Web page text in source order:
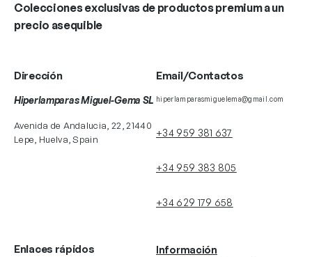
Colecciones exclusivas de productos premium a un
precio asequible
Dirección
Hiperlamparas Miguel-Gema SL
Avenida de Andalucia, 22, 21440
Lepe, Huelva, Spain
Email/Contactos
hiperlamparasmiguelema@gmail.com
+34 959 381 637
+34 959 383 805
+34 629 179 658
Enlaces rápidos
Información